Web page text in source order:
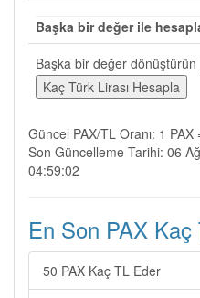
Başka bir değer ile
Başka bir değer dönüştürün
Güncel PAX/TL Oranı: 1
Son Güncelleme Tarihi: 06
04:59:02
En Son PAX
50 PAX Kaç TL Eder